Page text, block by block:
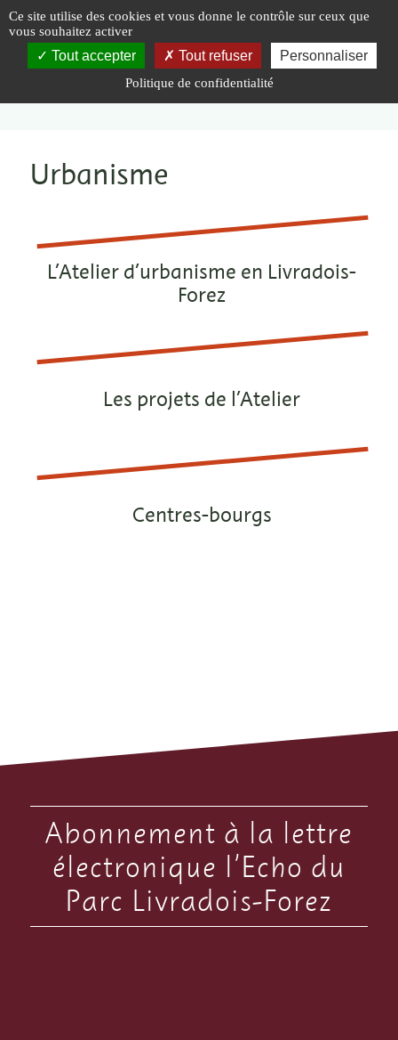
Accueil | Inventer | Urbanisme
Urbanisme
L’Atelier d’urbanisme en Livradois-
Forez
Les projets de l’Atelier
Centres-bourgs
Abonnement à la lettre
électronique l’Echo du
Parc Livradois-Forez
Panneau de gestion des cookies
Ce site utilise des cookies et vous donne le contrôle sur ceux que
vous souhaitez activer
Tout accepter Tout refuser Personnaliser
Politique de confidentialité